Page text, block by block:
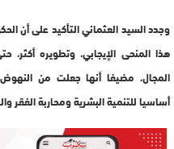
وجدد السيد العثماني التأكيد على أن
هذا المنحى الإيجابي، وتطويره
المجال، مضيفا أنها جعلت من النهوض
أساسيا للتنمية البشرية ومحاربة الفقر